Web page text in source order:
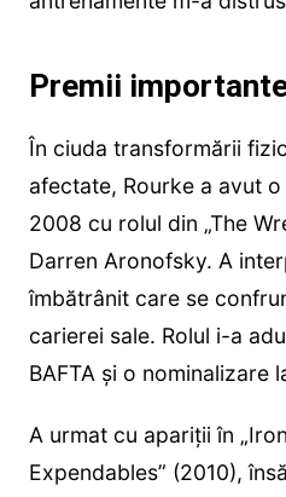
Premii
În ciuda transformării
afectate, Rourke a avut
2008 cu rolul din „The
Darren Aronofsky. A
îmbătrânit care se
carierei sale. Rolul i-a
BAFTA și o nominalizare
A urmat cu apariții în
Expendables” (2010),